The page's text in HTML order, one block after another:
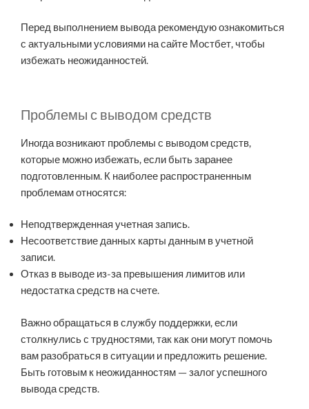
Перед выполнением вывода рекомендую ознакомиться
с актуальными условиями на сайте Мостбет, чтобы
избежать неожиданностей.
Проблемы с выводом средств
Иногда возникают проблемы с выводом средств,
которые можно избежать, если быть заранее
подготовленным. К наиболее распространенным
проблемам относятся:
Неподтвержденная учетная запись.
Несоответствие данных карты данным в учетной
записи.
Отказ в выводе из-за превышения лимитов или
недостатка средств на счете.
Важно обращаться в службу поддержки, если
столкнулись с трудностями, так как они могут помочь
вам разобраться в ситуации и предложить решение.
Быть готовым к неожиданностям — залог успешного
вывода средств.